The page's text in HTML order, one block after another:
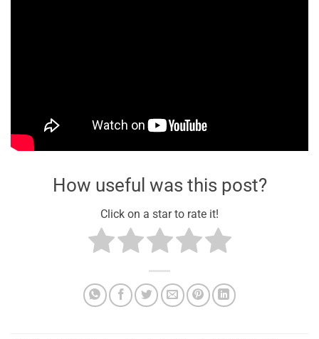
How useful was this post?
Click on a star to rate it!